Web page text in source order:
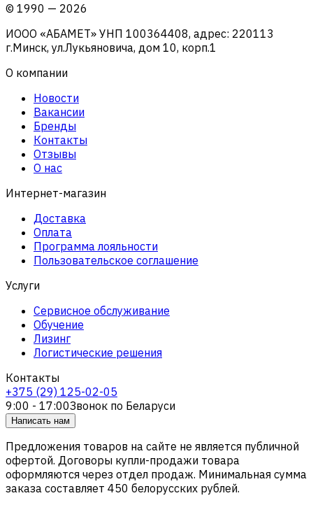
© 1990 — 2026
ИООО «АБАМЕТ» УНП 100364408, адрес: 220113
г.Минск, ул.Лукьяновича, дом 10, корп.1
О компании
Новости
Вакансии
Бренды
Контакты
Отзывы
О нас
Интернет-магазин
Доставка
Оплата
Программа лояльности
Пользовательское соглашение
Услуги
Сервисное обслуживание
Обучение
Лизинг
Логистические решения
Контакты
+375 (29) 125-02-05
9:00 - 17:00Звонок по Беларуси
Написать нам
Предложения товаров на сайте не является публичной
офертой. Договоры купли-продажи товара
оформляются через отдел продаж. Минимальная сумма
заказа составляет 450 белорусских рублей.